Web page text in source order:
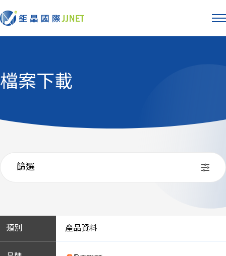
檔案下載
篩選
產品資料